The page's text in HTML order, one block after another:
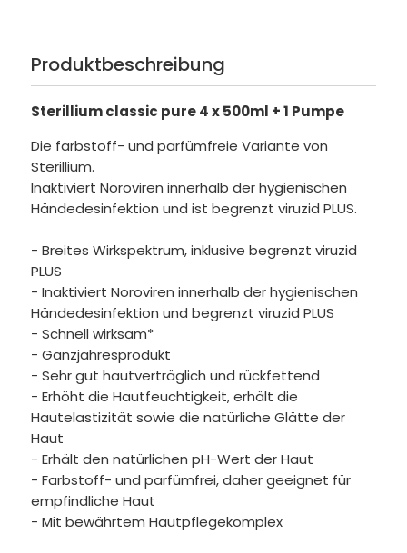
Produktbeschreibung
Sterillium classic pure 4 x 500ml + 1 Pumpe
Die farbstoff- und parfümfreie Variante von
Sterillium.
Inaktiviert Noroviren innerhalb der hygienischen
Händedesinfektion und ist begrenzt viruzid PLUS.
- Breites Wirkspektrum, inklusive begrenzt viruzid
PLUS
- Inaktiviert Noroviren innerhalb der hygienischen
Händedesinfektion und begrenzt viruzid PLUS
- Schnell wirksam*
- Ganzjahresprodukt
- Sehr gut hautverträglich und rückfettend
- Erhöht die Hautfeuchtigkeit, erhält die
Hautelastizität sowie die natürliche Glätte der
Haut
- Erhält den natürlichen pH-Wert der Haut
- Farbstoff- und parfümfrei, daher geeignet für
empfindliche Haut
- Mit bewährtem Hautpflegekomplex